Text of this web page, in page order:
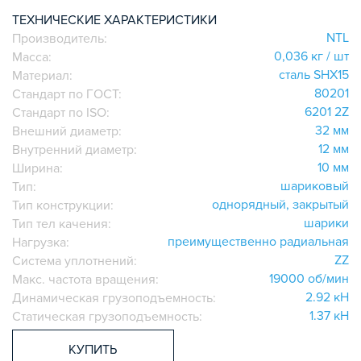
ИГОЛЬЧАТЫЕ РОЛИКОВЫЕ
ЛИНЕЙНЫЕ СОЕДИНИТЕЛИ
ДОПОЛНИТЕЛЬНАЯ ОБРАБОТКА
ПАРАЛЛЕЛЬНЫЕ СОЕДИНИТЕЛИ
ПРОМЫШЛЕННАЯ МЕБЕЛЬ
СИСТЕМА ЛЕСТНИЦ И ПЛАТФОРМ
БЫСТРЫЕ СОЕДИНИТЕЛИ
ВИНТОВЫЕ СОЕДИНИТЕЛИ И ВТУЛКИ
ШАРНИРНЫЕ И ПОДВИЖНЫЕ СОЕДИНИТЕЛИ
НАБОРЫ
ПЕТЛИ, РУЧКИ, ЗАМКИ, ЗАЩЕЛКИ
ЭЛЕМЕНТЫ ДЛЯ КРЕПЛЕНИЯ КАБЕЛЕЙ,
ПАНЕЛЕЙ, ЛИСТА, СЕТКИ
ОПОРЫ, ПОДВЕСЫ
КОМПОНЕНТЫ ДЛЯ КОНВЕЙЕРОВ
ТЕХНИЧЕСКИЕ ХАРАКТЕРИСТИКИ
Производитель:
NTL
Масса:
0,036 кг / шт
Материал:
сталь SHX15
Стандарт по ГОСТ:
80201
Стандарт по ISO:
6201 2Z
Внешний диаметр:
32 мм
Внутренний диаметр:
12 мм
Ширина:
10 мм
Тип:
шариковый
Тип конструкции:
однорядный, закрытый
Тип тел качения:
шарики
Нагрузка:
преимущественно радиальная
Система уплотнений:
ZZ
Макс. частота вращения:
19000 об/мин
Динамическая грузоподъемность:
2.92 кН
Статическая грузоподъемность:
1.37 кН
КУПИТЬ